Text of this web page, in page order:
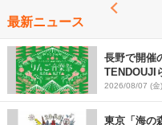
最新ニュース
長野で開催
TENDOUJI
発表
2026/08/07 (金)
東京「海の